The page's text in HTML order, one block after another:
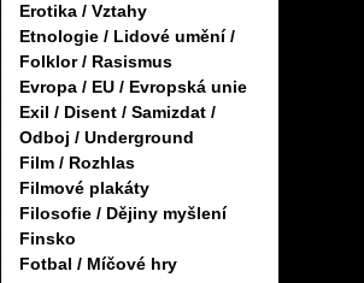
Erotika / Vztahy
Etnologie / Lidové umění /
Folklor / Rasismus
Evropa / EU / Evropská unie
Exil / Disent / Samizdat /
Odboj / Underground
Film / Rozhlas
Filmové plakáty
Filosofie / Dějiny myšlení
Finsko
Fotbal / Míčové hry